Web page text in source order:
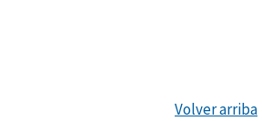
Volver arriba